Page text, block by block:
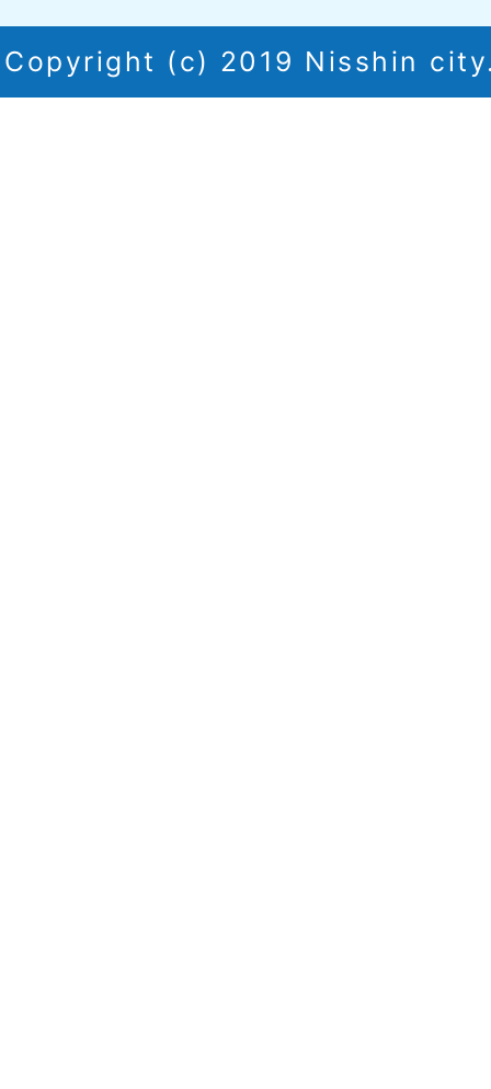
Copyright (c) 2019 Nisshin